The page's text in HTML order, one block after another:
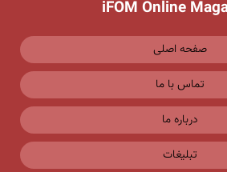
iFOM Online
صفحه اصلی
تماس با ما
درباره ما
تبلیغات